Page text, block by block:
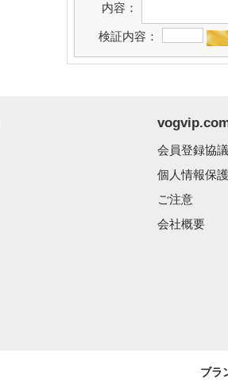
内容：
検証内容：
会員登録協
個人情報保
ご注意
会社概要
ブラ